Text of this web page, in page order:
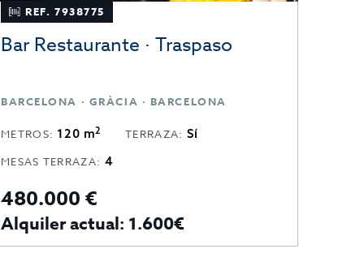
REF. 7938775
Bar Restaurante · Traspaso
BARCELONA · GRÀCIA · BARCELONA
METROS: 120 m2 TERRAZA: Sí
MESAS TERRAZA: 4
480.000 €
Alquiler actual: 1.600€